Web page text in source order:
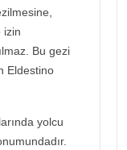
izin
Bu gezi
Eldestino
yolcu